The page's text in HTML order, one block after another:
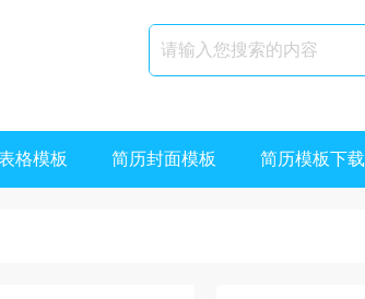
格模板 简历封面模板 简历模板下载